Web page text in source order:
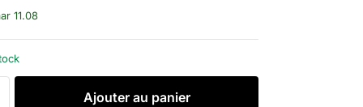
11.08
Ajouter au panier